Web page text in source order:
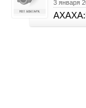
3 января